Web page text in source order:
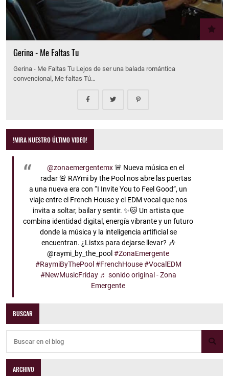
Gerina - Me Faltas Tu
Gerina - Me Faltas Tu Lejos de ser una balada romántica
convencional, Me faltas Tú…
!MIRA NUESTRO ÚLTIMO VIDEO!
@zonaemergentemx🚨 Nueva música en el
radar 🚨 RAYmi by the Pool nos abre las puertas
a una nueva era con “I Invite You to Feel Good”, un
viaje entre el French House y el EDM vocal que nos
invita a soltar, bailar y sentir. ✨🐱 Un artista que
combina identidad digital, energía vibrante y un futuro
donde la música y la inteligencia artificial se
encuentran. ¿Listxs para dejarse llevar? 🎶
@raymi_by_the_pool #ZonaEmergente
#RaymiByThePool #FrenchHouse #VocalEDM
#NewMusicFriday ♬ sonido original - Zona
Emergente
BUSCAR
ARCHIVO